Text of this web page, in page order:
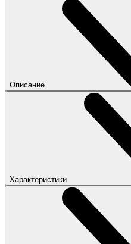
Описание
Характеристики